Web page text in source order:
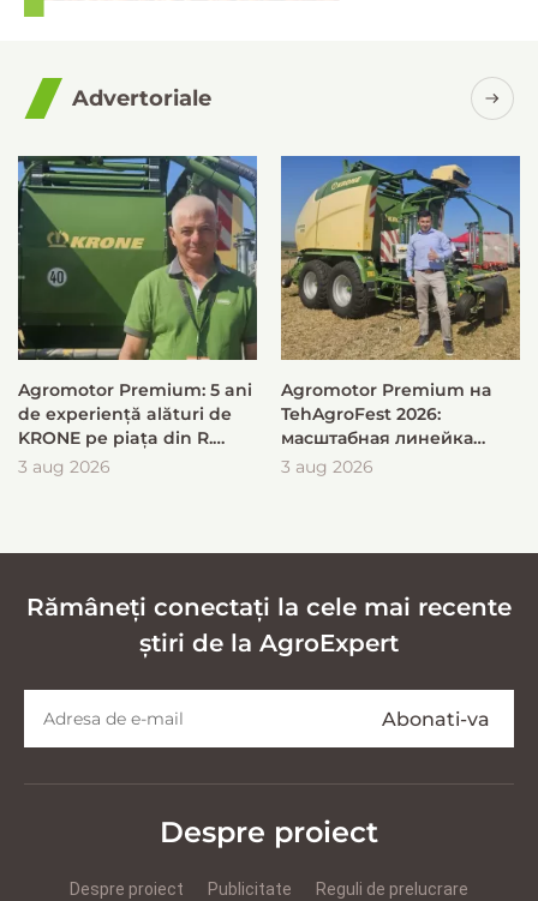
Advertoriale
Agromotor Premium: 5 ani
de experiență alături de
KRONE pe piața din R.
Moldova
3 aug 2026
Agromotor Premium на
TehAgroFest 2026:
масштабная линейка
KRONE для быстрой и
3 aug 2026
Rămâneți conectați la cele mai recente
știri de la AgroExpert
Despre proiect
Despre proiect Publicitate Reguli de prelucrare